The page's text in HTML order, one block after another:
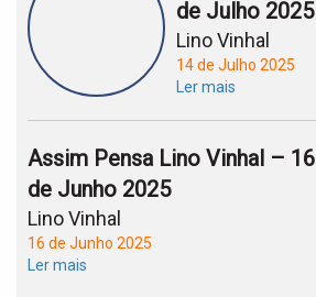
de Julho 2025
Lino Vinhal
14 de Julho 2025
Ler mais
Assim Pensa Lino Vinhal – 16
de Junho 2025
Lino Vinhal
16 de Junho 2025
Ler mais